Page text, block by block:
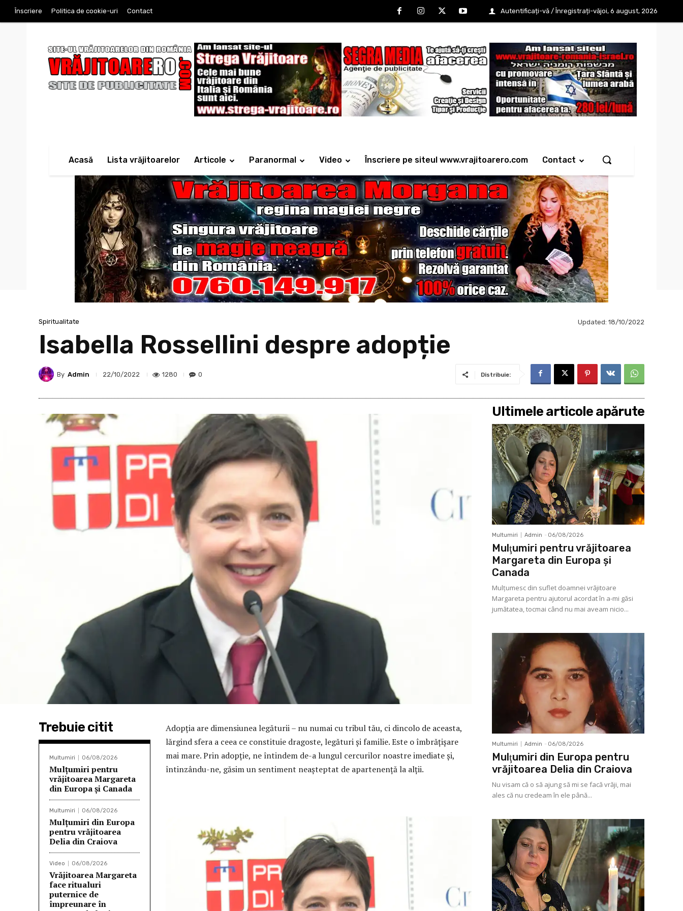
joi, 6 august, 2026
Înscriere Politica de cookie-uri Contact Autentificați-vă / Înregistrați-vă
Acasă Lista vrăjitoarelor Articole Paranormal Video Înscriere pe siteul www.vrajitoarero.com Contact
Spiritualitate Updated: 18/10/2022
Isabella Rossellini despre adopție
By Admin 22/10/2022 1280 0 Distribuie:
Trebuie citit
Multumiri 06/08/2026
Mulţumiri pentru
vrăjitoarea Margareta
din Europa și Canada
Multumiri 06/08/2026
Mulţumiri din Europa
pentru vrăjitoarea
Delia din Craiova
Video 06/08/2026
Vrăjitoarea Margareta
face ritualuri
puternice de
împreunare în
Adopția are dimensiunea legăturii – nu numai cu tribul tău, ci dincolo de aceasta,
lărgind sfera a ceea ce constituie dragoste, legături și familie. Este o îmbrățișare
mai mare. Prin adopție, ne întindem de-a lungul cercurilor noastre imediate și,
întinzându-ne, găsim un sentiment neașteptat de apartenență la alții.
Ultimele articole apărute
Multumiri Admin - 06/08/2026
Mulţumiri pentru vrăjitoarea
Margareta din Europa și
Canada
Mulţumesc din suflet doamnei vrăjitoare
Margareta pentru ajutorul acordat în a-mi găsi
jumătatea, tocmai când nu mai aveam nicio...
Multumiri Admin - 06/08/2026
Mulţumiri din Europa pentru
vrăjitoarea Delia din Craiova
Nu visam că o să ajung să mi se facă vrăji, mai
ales că nu credeam în ele până...